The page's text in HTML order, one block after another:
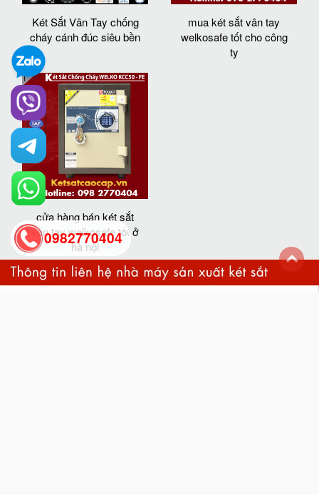
Két Sắt Vân Tay chống
cháy cánh đúc siêu bền
mua két sắt vân tay
welkosafe tốt cho công
ty
cửa hàng bán két sắt
vân tay welkosafe tốt ở
hà nội
0982770404
back